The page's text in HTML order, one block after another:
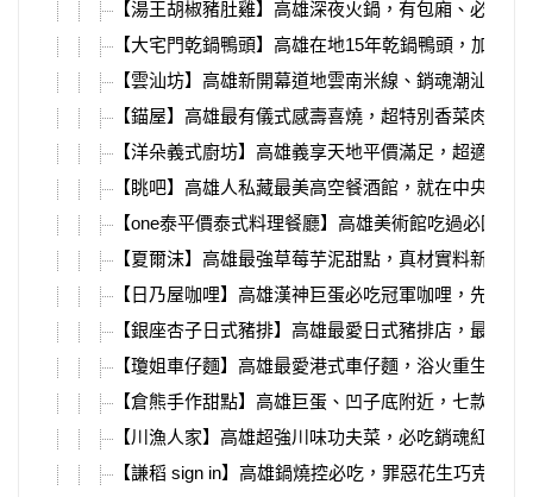
【湯王胡椒豬肚雞】高雄深夜火鍋，有包廂、必吃
【大宅門乾鍋鴨頭】高雄在地15年乾鍋鴨頭，加入
【雲汕坊】高雄新開幕道地雲南米線、銷魂潮汕麵
【錨屋】高雄最有儀式感壽喜燒，超特別香菜肉塔
【洋朵義式廚坊】高雄義享天地平價滿足，超適合
【眺吧】高雄人私藏最美高空餐酒館，就在中央公園
【one泰平價泰式料理餐廳】高雄美術館吃過必回訪
【夏爾沫】高雄最強草莓芋泥甜點，真材實料新鮮大
【日乃屋咖哩】高雄漢神巨蛋必吃冠軍咖哩，先甜後
【銀座杏子日式豬排】高雄最愛日式豬排店，最新
【瓊姐車仔麵】高雄最愛港式車仔麵，浴火重生在建
【倉熊手作甜點】高雄巨蛋、凹子底附近，七款超強
【川漁人家】高雄超強川味功夫菜，必吃銷魂紅燒
【謙稻 sign in】高雄鍋燒控必吃，罪惡花生巧克力脆